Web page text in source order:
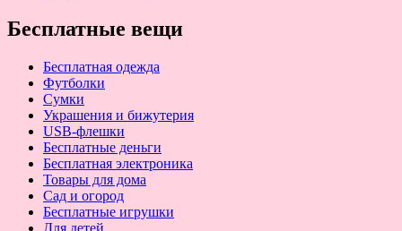
Бесплатные вещи
Бесплатная одежда
Футболки
Сумки
Украшения и бижутерия
USB-флешки
Бесплатные деньги
Бесплатная электроника
Товары для дома
Сад и огород
Бесплатные игрушки